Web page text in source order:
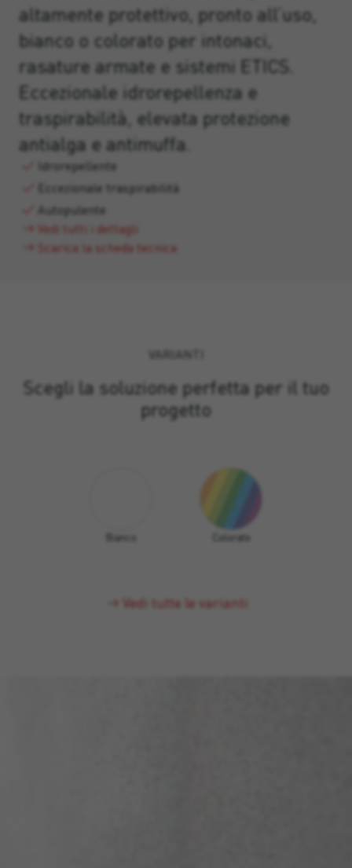
altamente protettivo, pronto all’uso,
bianco o colorato per intonaci,
rasature armate e sistemi ETICS.
Eccezionale idrorepellenza e
traspirabilità, elevata protezione
antialga e antimuffa.
Idrorepellente
Eccezionale traspirabilità
Autopulente
Vedi tutti i dettagli
Scarica la scheda tecnica
VARIANTI
Scegli la soluzione perfetta per il tuo
progetto
Bianco Colorato
Vedi tutte le varianti